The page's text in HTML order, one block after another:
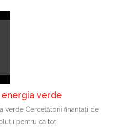
energia verde
verde Cercetătorii finanțați de
pentru ca tot